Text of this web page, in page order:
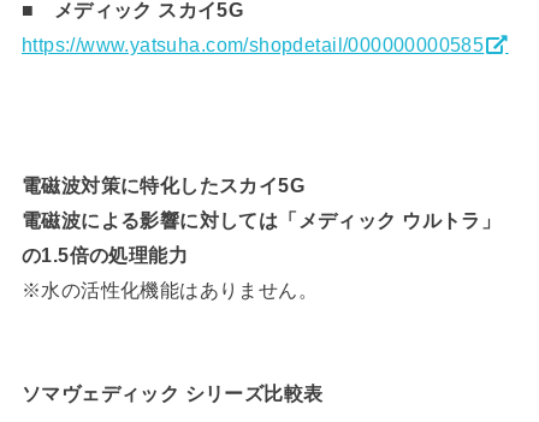
■ メディック スカイ5G
https://www.yatsuha.com/shopdetail/000000000585
電磁波対策に特化したスカイ5G
電磁波による影響に対しては「メディック ウルトラ」
の1.5倍の処理能力
※水の活性化機能はありません。
ソマヴェディック シリーズ比較表